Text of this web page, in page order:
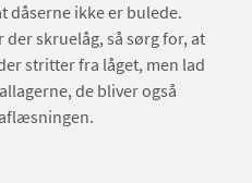
dåserne ikke er bulede.
skruelåg, så sørg for, at
stritter fra låget, men lad
de bliver også